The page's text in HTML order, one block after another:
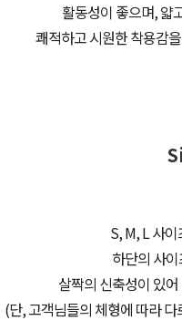
활동성이 좋으며, 얇
쾌적하고 시원한 착용감
S, M, L 사
하단의 사
살짝의 신축성이 있
(단, 고객님들의 체형에 따라